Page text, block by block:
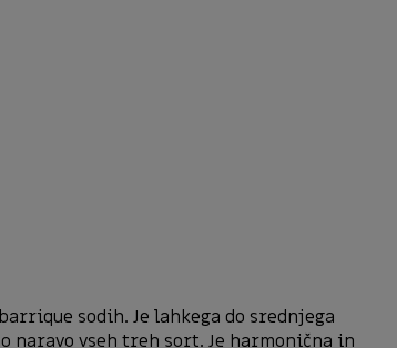
sodih. Je lahkega do srednjega
naravo vseh treh sort. Je harmonična in